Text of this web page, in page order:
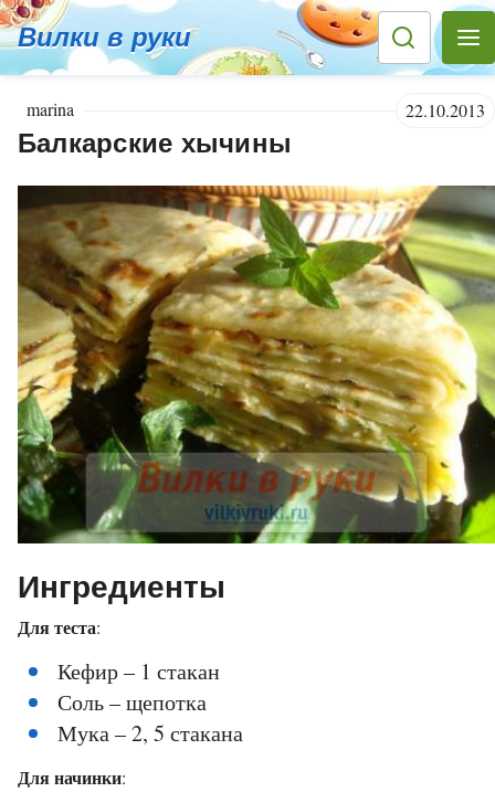
Вилки в руки
marina 22.10.2013
Балкарские хычины
Ингредиенты
Для теста:
Кефир – 1 стакан
Соль – щепотка
Мука – 2, 5 стакана
Для начинки: